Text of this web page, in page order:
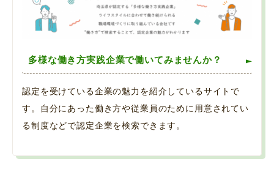
多様な働き方実践企業で働いてみませんか？
認定を受けている企業の魅力を紹介しているサイトで
す。自分にあった働き方や従業員のために用意されてい
る制度などで認定企業を検索できます。